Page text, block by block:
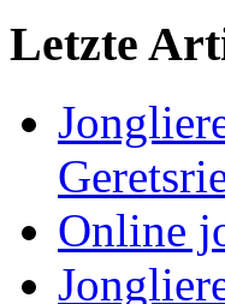
Letzte
Online